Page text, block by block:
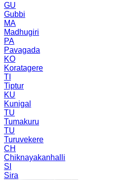
GU
Gubbi
MA
Madhugiri
PA
Pavagada
KO
Koratagere
TI
Tiptur
KU
Kunigal
TU
Tumakuru
TU
Turuvekere
CH
Chiknayakanhalli
SI
Sira